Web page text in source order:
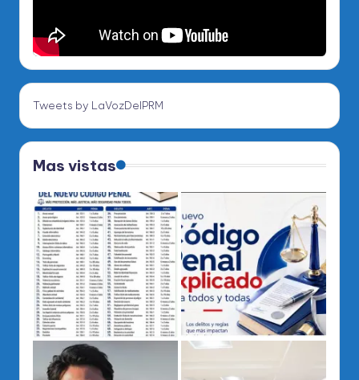
Tweets by LaVozDelPRM
Mas vistas